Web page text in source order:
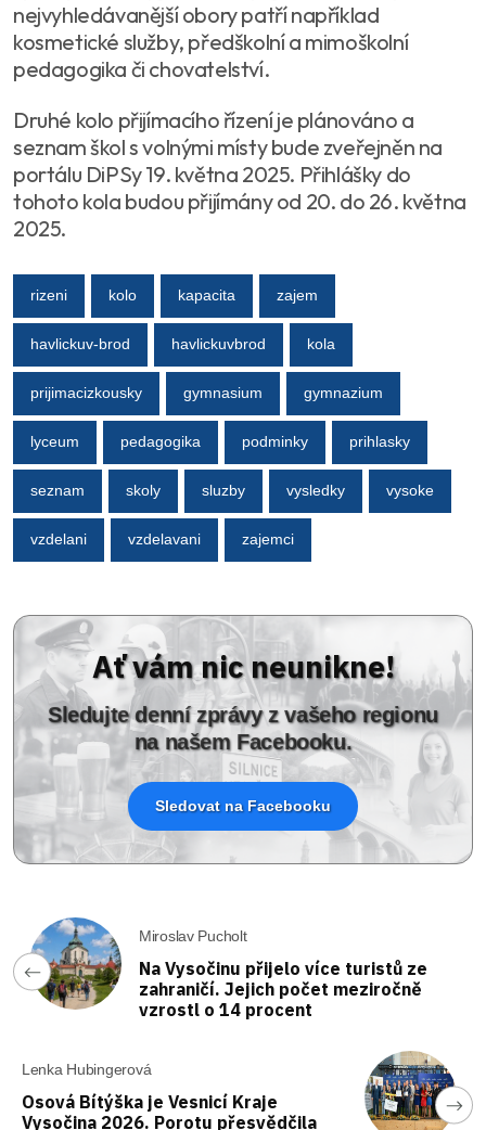
nejvyhledávanější obory patří například
kosmetické služby, předškolní a mimoškolní
pedagogika či chovatelství.
Druhé kolo přijímacího řízení je plánováno a
seznam škol s volnými místy bude zveřejněn na
portálu DiPSy 19. května 2025. Přihlášky do
tohoto kola budou přijímány od 20. do 26. května
2025.
rizeni kolo kapacita zajem
havlickuv-brod havlickuvbrod kola
prijimacizkousky gymnasium gymnazium
lyceum pedagogika podminky prihlasky
seznam skoly sluzby vysledky vysoke
vzdelani vzdelavani zajemci
Ať vám nic neunikne!
Sledujte denní zprávy z vašeho regionu
na našem Facebooku.
Sledovat na Facebooku
Miroslav Pucholt
Na Vysočinu přijelo více turistů ze
zahraničí. Jejich počet meziročně
vzrostl o 14 procent
Lenka Hubingerová
Osová Bítýška je Vesnicí Kraje
Vysočina 2026. Porotu přesvědčila